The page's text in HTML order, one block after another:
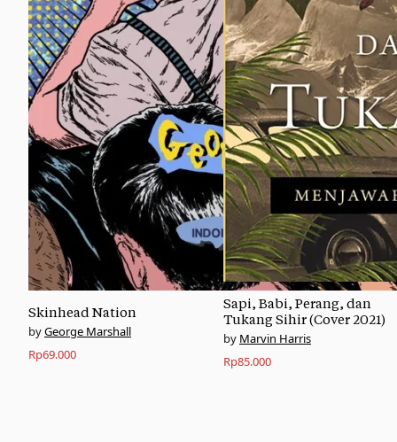
Skinhead Nation
George Marshall
Rp69.000
Sapi, Babi, Perang, dan
Tukang Sihir (Cover 2021)
Marvin Harris
Rp85.000